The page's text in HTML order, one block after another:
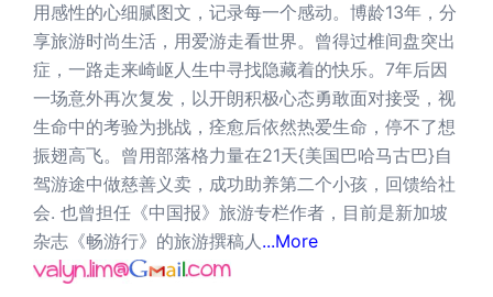
用感性的心细腻图文，记录每一个感动。博龄13年，分
享旅游时尚生活，用爱游走看世界。曾得过椎间盘突出
症，一路走来崎岖人生中寻找隐藏着的快乐。7年后因
一场意外再次复发，以开朗积极心态勇敢面对接受，视
生命中的考验为挑战，痊愈后依然热爱生命，停不了想
振翅高飞。曾用部落格力量在21天{美国巴哈马古巴}自
驾游途中做慈善义卖，成功助养第二个小孩，回馈给社
会. 也曾担任《中国报》旅游专栏作者，目前是新加坡
杂志《畅游行》的旅游撰稿人 ...More